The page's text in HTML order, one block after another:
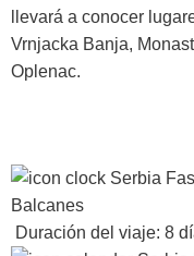
llevará a conocer
Vrnjacka Banja,
Oplenac.
Duración del viaje: 8